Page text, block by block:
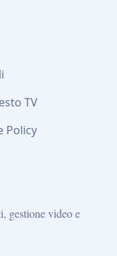
TV
Policy
gestione video e